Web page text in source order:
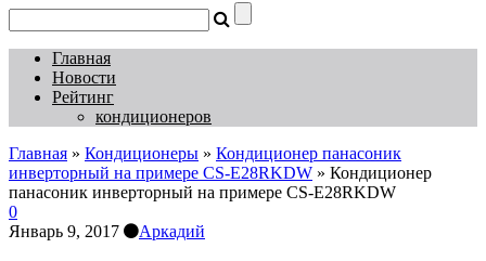
Главная
Новости
Рейтинг
кондиционеров
Главная » Кондиционеры » Кондиционер панасоник
инверторный на примере CS-E28RKDW » Кондиционер
панасоник инверторный на примере CS-E28RKDW
0
Январь 9, 2017
Аркадий